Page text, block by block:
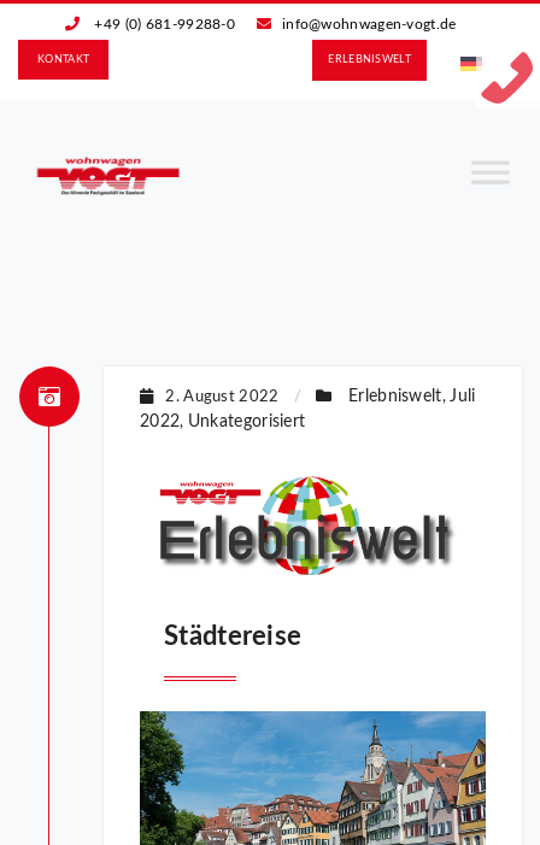
+49 (0) 681-99288-0 info@wohnwagen-vogt.de
ERLEBNIS­WELT
KONTAKT
2. August 2022 / Erlebniswelt,Juli
2022, Unkategorisiert
Städtereise